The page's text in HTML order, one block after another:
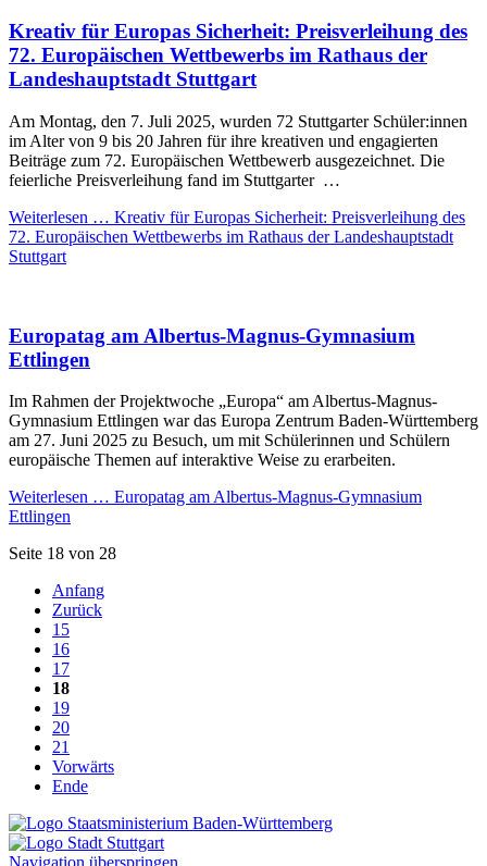
Kreativ für Europas Sicherheit: Preisverleihung des
72. Europäischen Wettbewerbs im Rathaus der
Landeshauptstadt Stuttgart
Am Montag, den 7. Juli 2025, wurden 72 Stuttgarter Schüler:innen
im Alter von 9 bis 20 Jahren für ihre kreativen und engagierten
Beiträge zum 72. Europäischen Wettbewerb ausgezeichnet. Die
feierliche Preisverleihung fand im Stuttgarter …
Weiterlesen … Kreativ für Europas Sicherheit: Preisverleihung des
72. Europäischen Wettbewerbs im Rathaus der Landeshauptstadt
Stuttgart
Europatag am Albertus-Magnus-Gymnasium
Ettlingen
Im Rahmen der Projektwoche „Europa“ am Albertus-Magnus-
Gymnasium Ettlingen war das Europa Zentrum Baden-Württemberg
am 27. Juni 2025 zu Besuch, um mit Schülerinnen und Schülern
europäische Themen auf interaktive Weise zu erarbeiten.
Weiterlesen … Europatag am Albertus-Magnus-Gymnasium
Ettlingen
Seite 18 von 28
Anfang
Zurück
15
16
17
18
19
20
21
Vorwärts
Ende